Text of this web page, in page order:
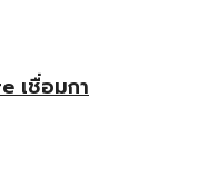
เชื่อมกา